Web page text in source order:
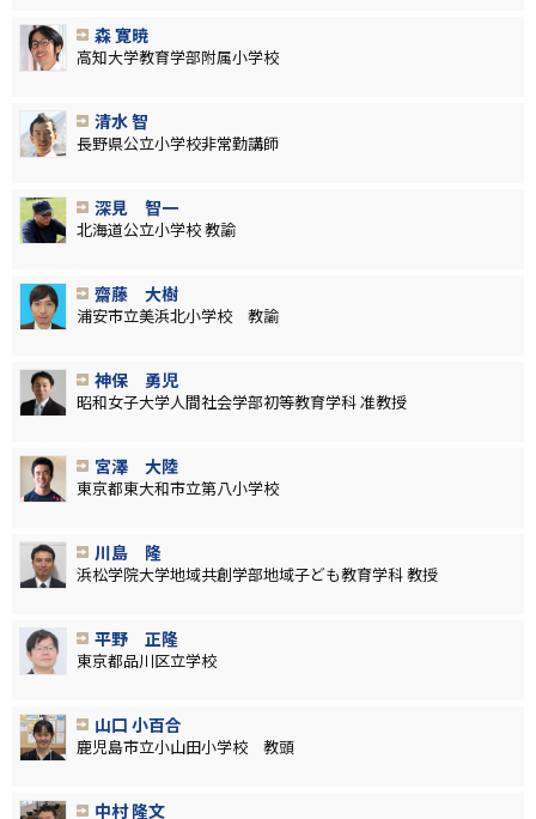
森 寛暁
高知大学教育学部附属小学校
清水 智
長野県公立小学校非常勤講師
深見 智一
北海道公立小学校 教諭
齋藤 大樹
浦安市立美浜北小学校 教諭
神保 勇児
昭和女子大学人間社会学部初等教育学科 准教授
宮澤 大陸
東京都東大和市立第八小学校
川島 隆
浜松学院大学地域共創学部地域子ども教育学科 教授
平野 正隆
東京都品川区立学校
山口 小百合
鹿児島市立小山田小学校 教頭
中村 隆文